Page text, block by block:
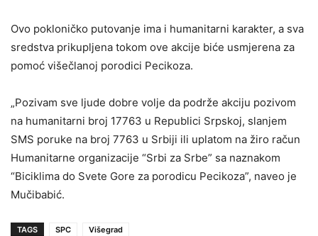
Ovo pokloničko putovanje ima i humanitarni karakter, a sva
sredstva prikupljena tokom ove akcije biće usmjerena za
pomoć višečlanoj porodici Pecikoza.
„Pozivam sve ljude dobre volje da podrže akciju pozivom
na humanitarni broj 17763 u Republici Srpskoj, slanjem
SMS poruke na broj 7763 u Srbiji ili uplatom na žiro račun
Humanitarne organizacije “Srbi za Srbe” sa naznakom
“Biciklima do Svete Gore za porodicu Pecikoza”, naveo je
Mučibabić.
TAGS SPC Višegrad